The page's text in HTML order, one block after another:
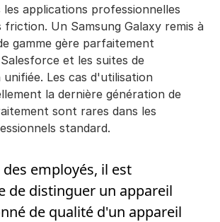
applications professionnelles
Un Samsung Galaxy remis à
gamme gère parfaitement
et les suites de
Les cas d'utilisation
la dernière génération de
sont rares dans les
standard.
des employés, il est
de distinguer un appareil
de qualité d'un appareil